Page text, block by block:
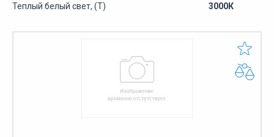
Теплый белый свет, (Т) 3000К